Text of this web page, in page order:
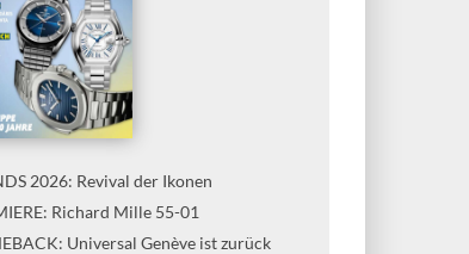
2026: Revival der Ikonen
Richard Mille 55-01
Universal Genève ist zurück